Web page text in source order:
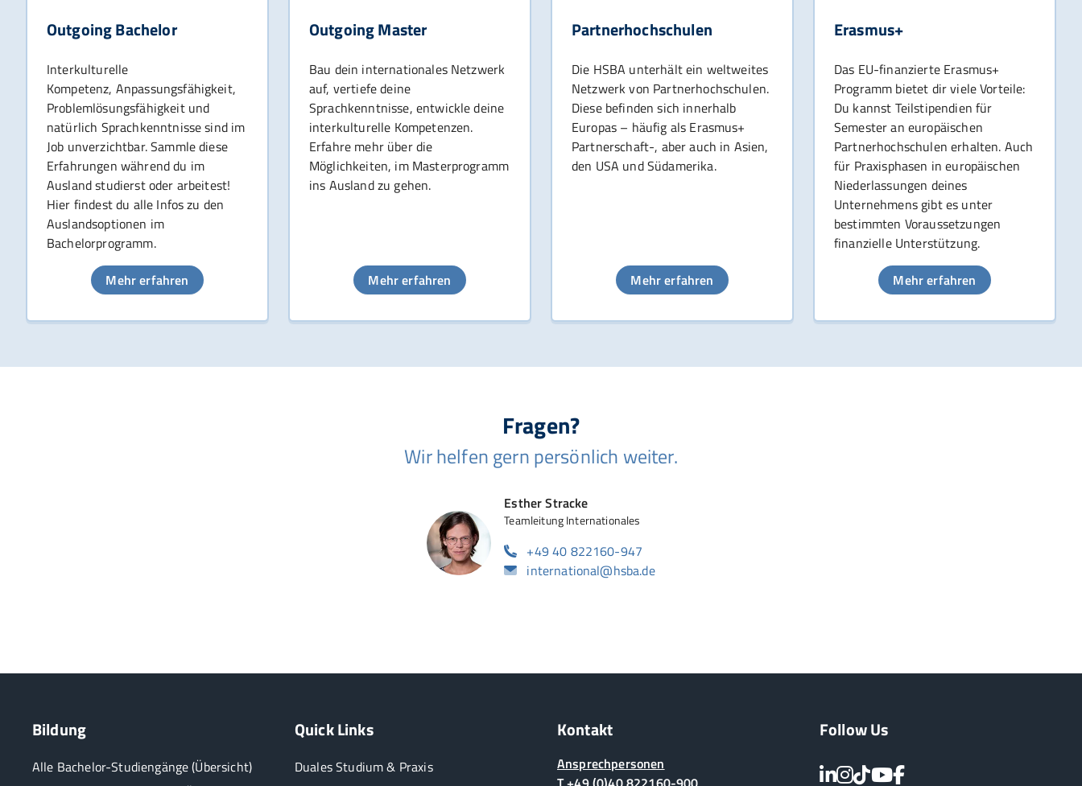
Outgoing Bachelor
Interkulturelle
Kompetenz, Anpassungsfähigkeit,
Problemlösungsfähigkeit und
natürlich Sprachkenntnisse sind im
Job unverzichtbar. Sammle diese
Erfahrungen während du im
Ausland studierst oder arbeitest!
Hier findest du alle Infos zu den
Auslandsoptionen im
Bachelorprogramm.
Mehr erfahren
Outgoing Master
Bau dein internationales Netzwerk
auf, vertiefe deine
Sprachkenntnisse, entwickle deine
interkulturelle Kompetenzen.
Erfahre mehr über die
Möglichkeiten, im Masterprogramm
ins Ausland zu gehen.
Mehr erfahren
Partnerhochschulen
Die HSBA unterhält ein weltweites
Netzwerk von Partnerhochschulen.
Diese befinden sich innerhalb
Europas – häufig als Erasmus+
Partnerschaft-, aber auch in Asien,
den USA und Südamerika.
Mehr erfahren
Erasmus+
Das EU-finanzierte Erasmus+
Programm bietet dir viele Vorteile:
Du kannst Teilstipendien für
Semester an europäischen
Partnerhochschulen erhalten. Auch
für Praxisphasen in europäischen
Niederlassungen deines
Unternehmens gibt es unter
bestimmten Voraussetzungen
finanzielle Unterstützung.
Mehr erfahren
Fragen?
Wir helfen gern persönlich weiter.
Esther Stracke
Teamleitung Internationales
+49 40 822160-947
international@hsba.de
Bildung
Alle Bachelor-Studiengänge (Übersicht)
Quick Links
Duales Studium & Praxis
Kontakt
Ansprechpersonen
Follow Us